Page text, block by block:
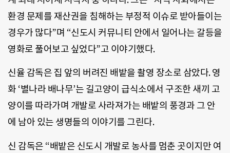
환경 문제를 재산권을 침해하는 부정적 이슈로 받아들이는
경우가 많다”며 “신도시 커뮤니티 안에서 일어나는 갈등을
영화로 풀어보고 싶었다”고 이야기했다.
신율 감독은 집 앞의 버려진 배밭을 촬영 장소로 삼았다. 영
화 ‘별나라 배나무’는 길고양이 급식소에서 구조한 새끼 고
양이를 따라가며 개발로 사라져가는 배밭의 풍경과 그 안
에 남아 있는 생명들의 이야기를 그린다.
신 감독은 “배밭은 신도시 개발로 농사를 멈춘 곳이지만 여